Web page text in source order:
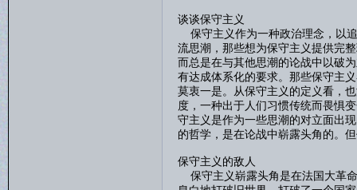
谈谈保守主义
保守主义作为一种政治理念，以
流思潮，那些想为保守主义提供完
而总是在与其他思潮的论战中以破
有达成体系化的要求。那些保守主
莫衷一是。从保守主义的定义看，
度，一种出于人们习惯传统而畏惧
守主义是作为一些思潮的对立面出
的哲学，是在论战中崭露头角的。
保守主义的敌人
保守主义崭露头角是在法国大革